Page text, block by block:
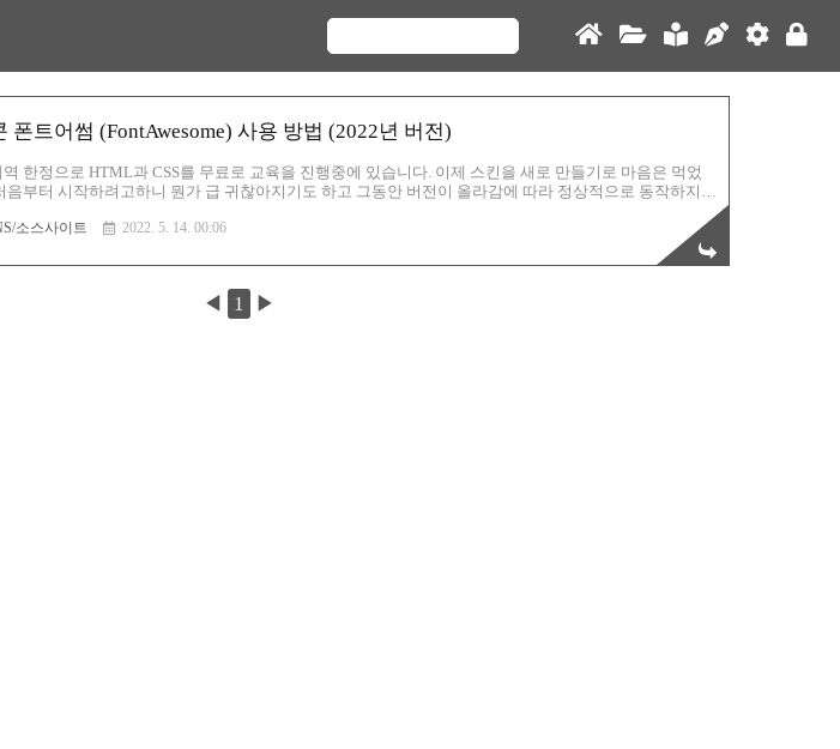
폰트어썸 (FontAwesome) 사용 방법 (2022년 버전)
한정으로 HTML과 CSS를 무료로 교육을 진행중에 있습니다. 이제 스킨을 새로 만들기로 마음은 먹었
음부터 시작하려고하니 뭔가 급 귀찮아지기도 하고 그동안 버전이 올라감에 따라 정상적으로 동작하지
가능했지만 이제 강제적으로 가입을 해야 사용이 가능하도록 변경되었나 봅니다. 기존 회원 중 이미 구버
썸을 사용중이라면 크게 상관은 없으나 만약 새롭게 HTML 문서를 만들고 폰트어썸 CDN을 사용하려면
수입니다. 폰트어썸 가입하기 https://fontawesome.com/ Font Awesome The world’s most popul..
소스사이트 2022. 5. 14. 00:06
◀ 1 ▶